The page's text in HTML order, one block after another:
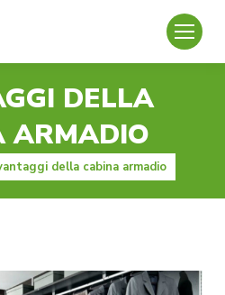
DELLA
ARMADIO
della cabina armadio